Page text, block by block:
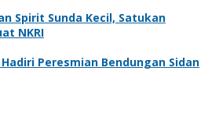
Spirit Sunda Kecil, Satukan
NKRI
Peresmian Bendungan Sidan